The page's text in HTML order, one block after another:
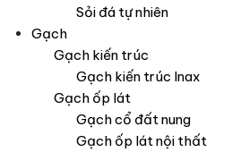
Sỏi đá tự nhiên
Gạch
Gạch kiến trúc
Gạch kiến trúc Inax
Gạch ốp lát
Gạch cổ đất nung
Gạch ốp lát nội thất